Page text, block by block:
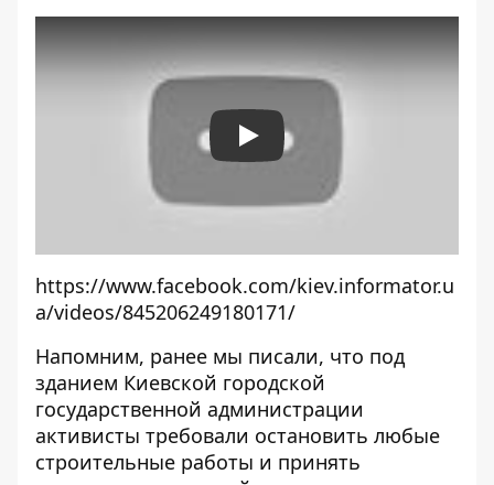
Play
https://www.facebook.com/kiev.informator.u
a/videos/845206249180171/
Напомним, ранее мы писали, что под
зданием Киевской городской
государственной администрации
активисты требовали остановить любые
строительные работы и принять